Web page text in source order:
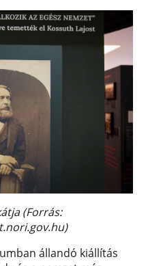
(Forrás:
állandó kiállítás